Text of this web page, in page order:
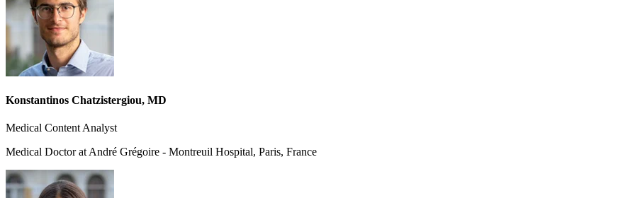
Konstantinos Chatzistergiou, MD
Medical Content Analyst
Medical Doctor at André Grégoire - Montreuil Hospital, Paris, France